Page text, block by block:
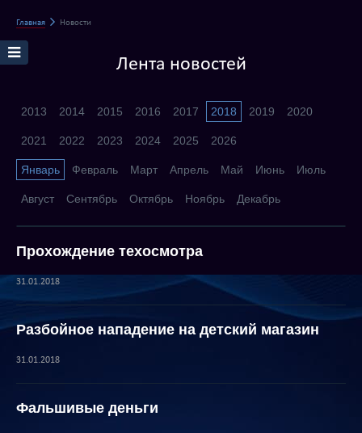
Главная Новости
Лента новостей
2013 2014 2015 2016 2017 2018 2019 2020
2021 2022 2023 2024 2025 2026
Январь Февраль Март Апрель Май Июнь Июль
Август Сентябрь Октябрь Ноябрь Декабрь
Прохождение техосмотра
31.01.2018
Разбойное нападение на детский магазин
31.01.2018
Фальшивые деньги